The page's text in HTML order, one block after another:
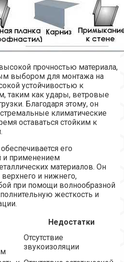
прочностью материала,
выбором для монтажа на
устойчивостью к
таким как удары, ветровые
Благодаря этому, он
климатические
оставаться стойким к
его
и применением
материалов. Он
и нижнего,
при помощи волнообразной
жесткость и
Недостатки
Отсутствие
звукоизоляции